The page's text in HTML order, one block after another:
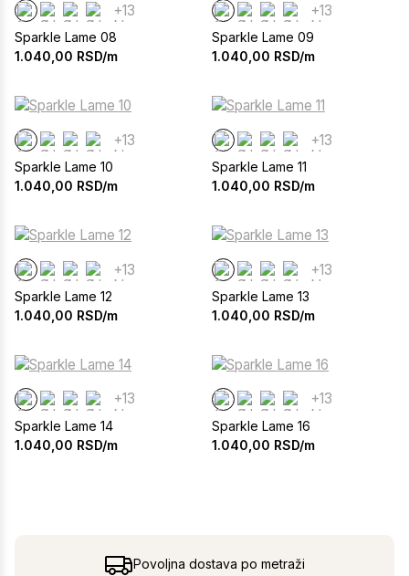
+13
Sparkle Lame 08
1.040,00 RSD/m
+13
Sparkle Lame 09
1.040,00 RSD/m
+13
Sparkle Lame 10
1.040,00 RSD/m
+13
Sparkle Lame 11
1.040,00 RSD/m
+13
Sparkle Lame 12
1.040,00 RSD/m
+13
Sparkle Lame 13
1.040,00 RSD/m
+13
Sparkle Lame 14
1.040,00 RSD/m
+13
Sparkle Lame 16
1.040,00 RSD/m
Povoljna dostava po metraži